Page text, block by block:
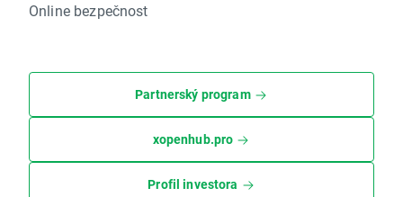
Online bezpečnost
Partnerský program
xopenhub.pro
Profil investora